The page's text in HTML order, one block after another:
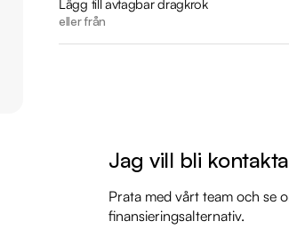
Besiktigad till och med 2027-01-31
Möjlighet till 12-60 månaders garanti
2017-08-23 - 3323 mil
2020-02-17 - 5323 mil
2022-06-28 - 9636 mil
Lägg till avtagbar dragkrok
eller från
Jag vill bli
Prata med vårt team och se
finansieringsalternativ.